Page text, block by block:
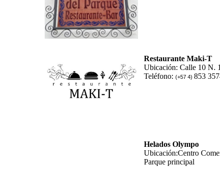
Restaurante Maki-T
Ubicación: Calle 10 N.
Teléfono:(+57 4)853
Helados Olympo
Ubicación:Centro
Parque principal